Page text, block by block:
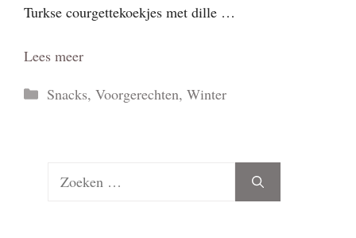
Turkse courgettekoekjes met dille …
Lees meer
Categorieën
Snacks, Voorgerechten, Winter
Zoek